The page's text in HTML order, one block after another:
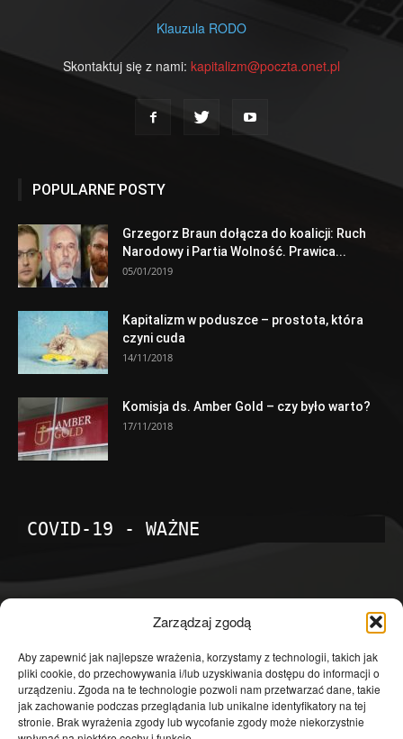
Zarządzaj zgodą
Aby zapewnić jak najlepsze wrażenia, korzystamy z technologii, takich jak
pliki cookie, do przechowywania i/lub uzyskiwania dostępu do informacji o
urządzeniu. Zgoda na te technologie pozwoli nam przetwarzać dane, takie
jak zachowanie podczas przeglądania lub unikalne identyfikatory na tej
stronie. Brak wyrażenia zgody lub wycofanie zgody może niekorzystnie
Klauzula RODO
Skontaktuj się z nami: kapitalizm@poczta.onet.pl
POPULARNE POSTY
Grzegorz Braun dołącza do koalicji: Ruch
Narodowy i Partia Wolność. Prawica...
05/01/2019
Kapitalizm w poduszce – prostota, która
czyni cuda
14/11/2018
Komisja ds. Amber Gold – czy było warto?
17/11/2018
COVID-19 - WAŻNE
Temat dnia
4601
Publicystyka
4363
Polityka
3639